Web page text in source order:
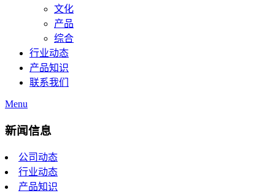
文化
产品
综合
行业动态
产品知识
联系我们
Menu
新闻信息
公司动态
行业动态
产品知识